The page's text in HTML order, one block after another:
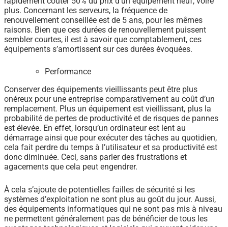
plus. Concernant les serveurs, la fréquence de
renouvellement conseillée est de 5 ans, pour les mêmes
raisons. Bien que ces durées de renouvellement puissent
sembler courtes, il est à savoir que comptablement, ces
équipements s’amortissent sur ces durées évoquées.
Performance
Conserver des équipements vieillissants peut être plus
onéreux pour une entreprise comparativement au coût d’un
remplacement. Plus un équipement est vieillissant, plus la
probabilité de pertes de productivité et de risques de pannes
est élevée. En effet, lorsqu’un ordinateur est lent au
démarrage ainsi que pour exécuter des tâches au quotidien,
cela fait perdre du temps à l’utilisateur et sa productivité est
donc diminuée. Ceci, sans parler des frustrations et
agacements que cela peut engendrer.
À cela s’ajoute de potentielles failles de sécurité si les
systèmes d’exploitation ne sont plus au goût du jour. Aussi,
des équipements informatiques qui ne sont pas mis à niveau
ne permettent généralement pas de bénéficier de tous les